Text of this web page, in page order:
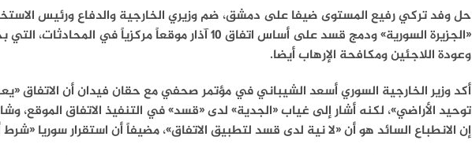
حل وفد تركي رفيع المستوى ضيفا على دمشق، ضم وزيري الخارجية والدفاع ورئيس
«الجزيرة السورية» ودمج قسد على أساس اتفاق 10 آذار موقعاً مركزياً
وعودة اللاجئين ومكافحة الإرهاب أيضا.
أكد وزير الخارجية السوري أسعد الشيباني في مؤتمر صحفي مع حقان فيدان أن الاتفاق
توحيد الأراضي»، لكنه أشار إلى غياب «الجدية» لدى «قسد» في التنفيذ الاتفاق الموقع،
إن الانطباع السائد هو أن «لا نية لدى قسد لتطبيق الاتفاق»، مضيفاً أن استقرار سوريا